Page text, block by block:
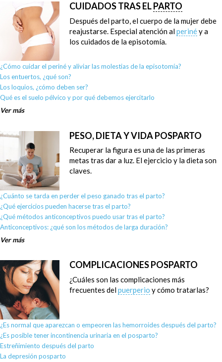
CUIDADOS TRAS ELPARTO
Después del parto, el cuerpo de la mujer debe
reajustarse. Especial atención alperinéy a
los cuidados de la episotomía.
¿Cómo cuidar el periné y aliviar las molestias de la episotomía?
Los entuertos, ¿qué son?
Los loquios, ¿cómo deben ser?
Qué es el suelo pélvico y por qué debemos ejercitarlo
Ver más
PESO, DIETA Y VIDA POSPARTO
Recuperar la figura es una de las primeras
metas tras dar a luz. El ejercicio y la dieta son
claves.
¿Cuánto se tarda en perder el peso ganado tras el parto?
¿Qué ejercicios pueden hacerse tras el parto?
¿Qué métodos anticonceptivos puedo usar tras el parto?
Anticonceptivos: ¿qué son los métodos de larga duración?
Ver más
COMPLICACIONES POSPARTO
¿Cuáles son las complicaciones más
frecuentes delpuerperio y cómo tratarlas?
¿Es normal que aparezcan o empeoren las hemorroides después del parto?
¿Es posible tener incontinencia urinaria en el posparto?
Estreñimiento después del parto
La depresión posparto